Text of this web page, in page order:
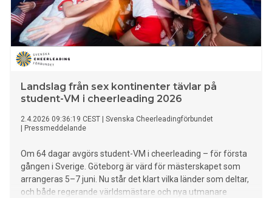
Landslag från sex kontinenter tävlar på
student-VM i cheerleading 2026
2.4.2026 09:36:19 CEST
Svenska Cheerleadingförbundet
Pressmeddelande
Om 64 dagar avgörs student-VM i cheerleading – för första
gången i Sverige. Göteborg är värd för mästerskapet som
arrangeras 5–7 juni. Nu står det klart vilka länder som deltar,
och både regerande världsmästare och nya utmanare